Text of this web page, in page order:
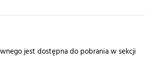
jest dostępna do pobrania w sekcji